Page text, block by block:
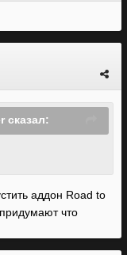
сказал:
аддон Road to
что